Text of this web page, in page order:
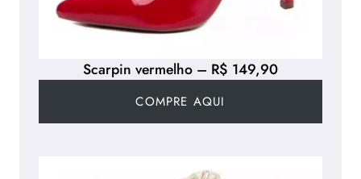
Scarpin vermelho – R$ 149,90
COMPRE AQUI